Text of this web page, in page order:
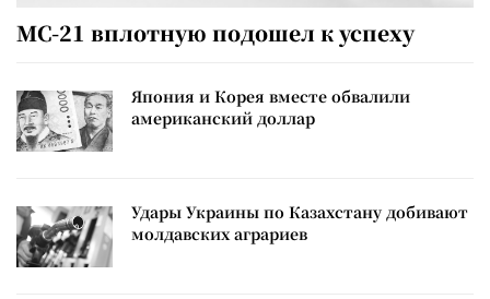
МС-21 вплотную подошел к успеху
Япония и Корея вместе обвалили
американский доллар
Удары Украины по Казахстану добивают
молдавских аграриев